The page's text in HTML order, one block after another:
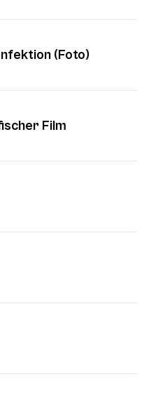
(Foto)
Film